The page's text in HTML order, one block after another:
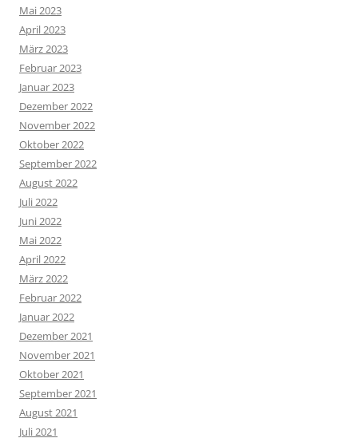
Mai 2023
April 2023
März 2023
Februar 2023
Januar 2023
Dezember 2022
November 2022
Oktober 2022
September 2022
August 2022
Juli 2022
Juni 2022
Mai 2022
April 2022
März 2022
Februar 2022
Januar 2022
Dezember 2021
November 2021
Oktober 2021
September 2021
August 2021
Juli 2021